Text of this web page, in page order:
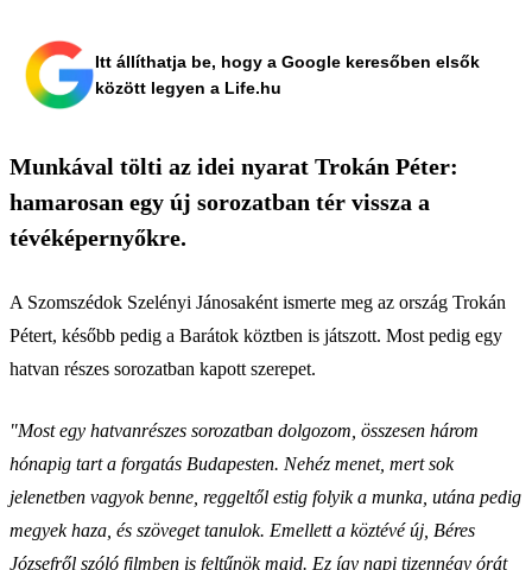
Itt állíthatja be, hogy a Google keresőben elsők
között legyen a Life.hu
Munkával tölti az idei nyarat Trokán Péter:
hamarosan egy új sorozatban tér vissza a
tévéképernyőkre.
A Szomszédok Szelényi Jánosaként ismerte meg az ország Trokán
Pétert, később pedig a Barátok köztben is játszott. Most pedig egy
hatvan részes sorozatban kapott szerepet.
"Most egy hatvanrészes sorozatban dolgozom, összesen három
hónapig tart a forgatás Budapesten. Nehéz menet, mert sok
jelenetben vagyok benne, reggeltől estig folyik a munka, utána pedig
megyek haza, és szöveget tanulok. Emellett a köztévé új, Béres
Józsefről szóló filmben is feltűnök majd. Ez így napi tizennégy órát